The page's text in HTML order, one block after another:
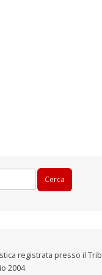
registrata presso il
2004